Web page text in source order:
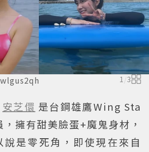
1/3
安芝儇 是台鋼雄鷹Wing Sta
擁有甜美臉蛋+魔鬼身材，
說是零死角，即使現在來自